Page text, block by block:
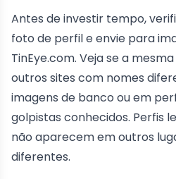
Antes de investir tempo,
foto de perfil e envie para
TinEye.com. Veja se a
outros sites com nomes
imagens de banco ou em
golpistas conhecidos. Perfis
não aparecem em outros
diferentes.